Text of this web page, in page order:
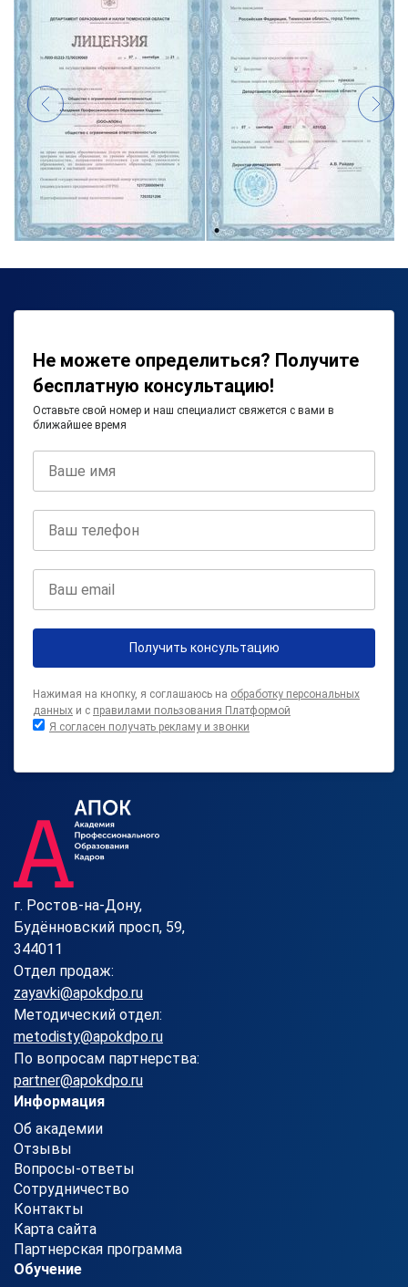
Не можете определиться? Получите
бесплатную консультацию!
Оставьте свой номер и наш специалист свяжется с вами в
ближайшее время
Получить консультацию
Нажимая на кнопку, я соглашаюсь на обработку персональных
данных и с правилами пользования Платформой
Я согласен получать рекламу и звонки
г. Ростов-на-Дону,
Будённовский просп, 59,
344011
Отдел продаж:
zayavki@apokdpo.ru
Методический отдел:
metodisty@apokdpo.ru
По вопросам партнерства:
partner@apokdpo.ru
Информация
Об академии
Отзывы
Вопросы-ответы
Сотрудничество
Контакты
Карта сайта
Партнерская программа
Обучение